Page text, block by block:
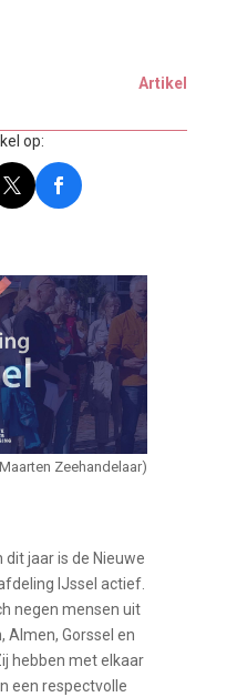
Artikel
op:
Zeehandelaar)
dit jaar is de Nieuwe
IJssel actief.
negen mensen uit
Almen, Gorssel en
hebben met elkaar
een respectvolle